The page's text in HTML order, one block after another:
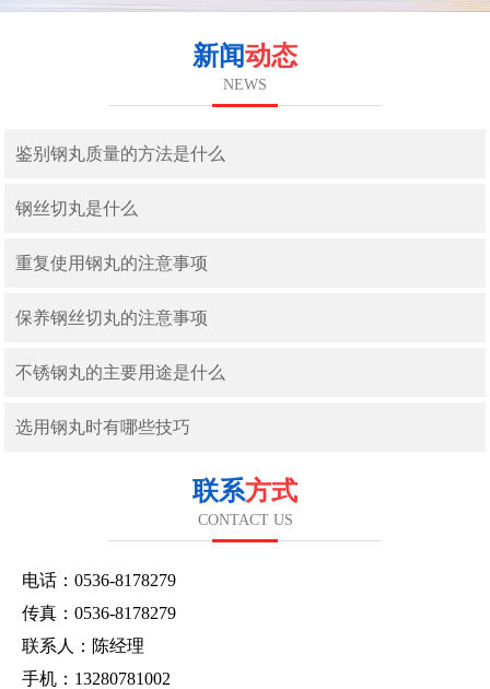
新闻动态
NEWS
鉴别钢丸质量的方法是什么
钢丝切丸是什么
重复使用钢丸的注意事项
保养钢丝切丸的注意事项
不锈钢丸的主要用途是什么
选用钢丸时有哪些技巧
联系方式
CONTACT US
电话：0536-8178279
传真：0536-8178279
联系人：陈经理
手机：13280781002